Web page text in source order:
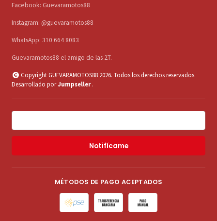
Facebook: Guevaramotos88
Instagram: @guevaramotos88
WhatsApp: 310 664 8083
Guevaramotos88 el amigo de las 2T.
Copyright GUEVARAMOTOS88 2026. Todos los derechos reservados.
Desarrollado porJumpseller .
Notifícame
MÉTODOS DE PAGO ACEPTADOS